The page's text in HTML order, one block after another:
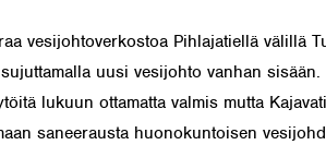
vesijohtoverkostoa Pihlajatiellä välillä
uusi vesijohto vanhan
lukuun ottamatta valmis mutta
saneerausta huonokuntoisen